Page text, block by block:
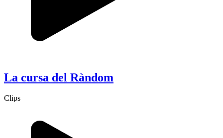
La cursa del Ràndom
Clips